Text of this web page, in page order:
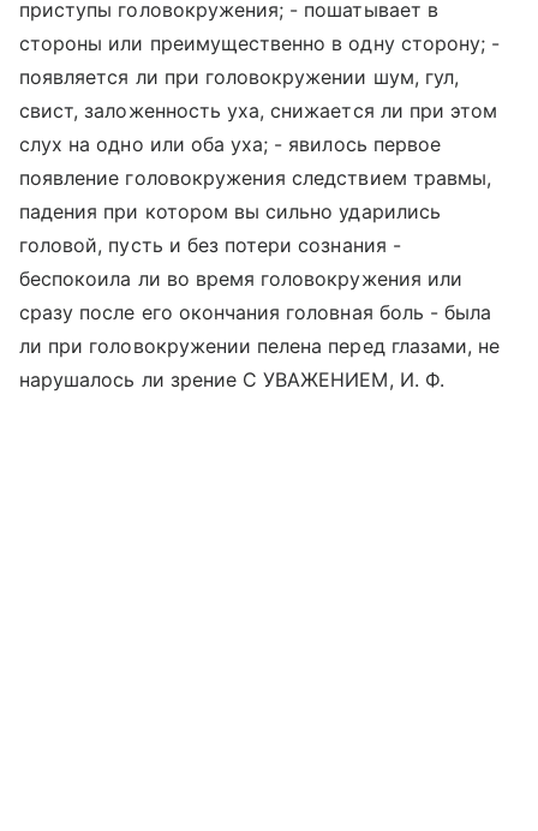
приступы головокружения; - пошатывает в
стороны или преимущественно в одну сторону; -
появляется ли при головокружении шум, гул,
свист, заложенность уха, снижается ли при этом
слух на одно или оба уха; - явилось первое
появление головокружения следствием травмы,
падения при котором вы сильно ударились
головой, пусть и без потери сознания -
беспокоила ли во время головокружения или
сразу после его окончания головная боль - была
ли при головокружении пелена перед глазами, не
нарушалось ли зрение С УВАЖЕНИЕМ, И. Ф.